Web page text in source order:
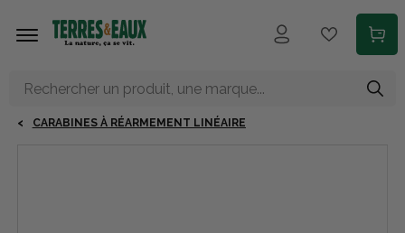
CARABINES À RÉARMEMENT LINÉAIRE